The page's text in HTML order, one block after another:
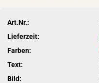
Art.Nr.:
Lieferzeit:
Farben:
Text:
Bild: